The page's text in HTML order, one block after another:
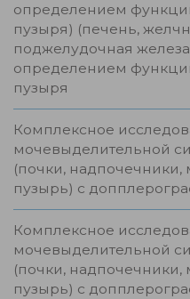
определением
пузыря) (печень,
поджелудочная
определением
пузыря
Комплексное
мочевыделительной
(почки, надпочечники,
пузырь) с
Комплексное
мочевыделительной
(почки, надпочечники,
пузырь) с